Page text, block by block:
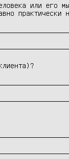
или его
практически